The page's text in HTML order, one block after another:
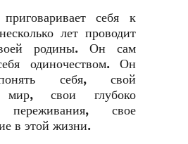
себя к
лет проводит
родины. Он сам
одиночеством. Он
себя, свой
мир, свои глубоко
переживания, свое
в этой жизни.